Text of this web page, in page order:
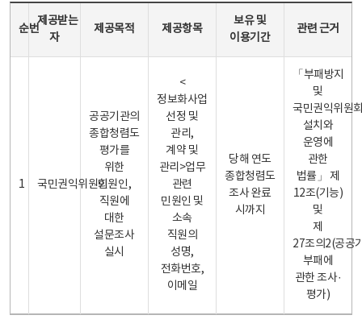
순번
제공받는
자
제공목적 제공항목
보유 및
이용기간
관련 근거
1 국민권익위원회
공공기관의
종합청렴도
평가를
위한
민원인,
직원에
대한
설문조사
실시
<
정보화사업
선정 및
관리,
계약 및
관리>업무
관련
민원인 및
소속
직원의
성명,
전화번호,
이메일
당해 연도
종합청렴도
조사 완료
시까지
「부패방지
및
국민권익위원
설치와
운영에
관한
법률」 제
12조(기능)
및
제
27조의2(공공
부패에
관한 조사·
평가)